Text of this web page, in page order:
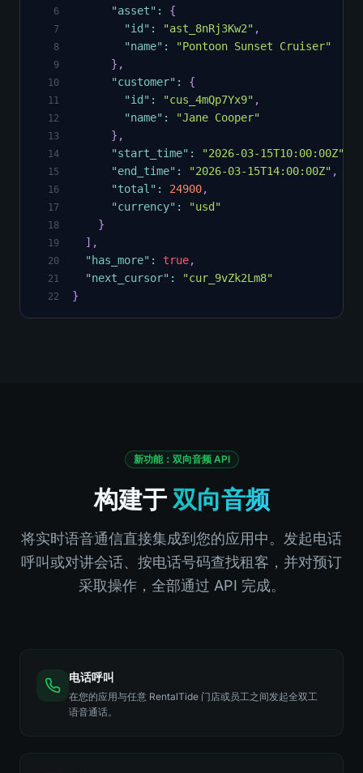
6 "asset" : {
7 "id" : "ast_8nRj3Kw2" ,
8 "name" : "Pontoon Sunset Cruiser"
9 } ,
10 "customer" : {
11 "id" : "cus_4mQp7Yx9" ,
12 "name" : "Jane Cooper"
13 } ,
14 "start_time" : "2026-03-15T10:00:00Z"
15 "end_time" : "2026-03-15T14:00:00Z" ,
16 "total" : 24900,
17 "currency" : "usd"
18 }
19 ] ,
20 "has_more" : true,
21 "next_cursor" : "cur_9vZk2Lm8"
22 }
新功能：双向音频 API
构建于 双向音频
将实时语音通信直接集成到您的应用中。发起电话
呼叫或对讲会话、按电话号码查找租客，并对预订
采取操作，全部通过 API 完成。
电话呼叫
在您的应用与任意 RentalTide 门店或员工之间发起全双工
语音通话。